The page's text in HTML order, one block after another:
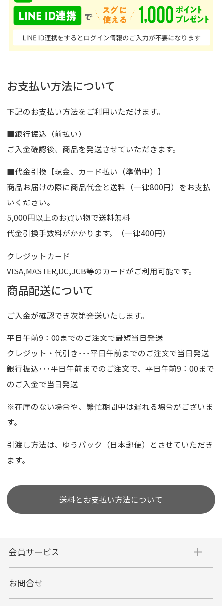
お支払い方法について
下記のお支払い方法をご利用いただけます。
■銀行振込（前払い）
ご入金確認後、商品を発送させていただきます。
■代金引換【現金、カード払い（準備中）】
商品お届けの際に商品代金と送料（一律800円）をお支払
いください。
5,000円以上のお買い物で送料無料
代金引換手数料がかかります。（一律400円）
クレジットカード
VISA,MASTER,DC,JCB等のカードがご利用可能です。
商品配送について
ご入金が確認でき次第発送いたします。
平日午前9：00までのご注文で最短当日発送
クレジット・代引き･･･平日午前までのご注文で当日発送
銀行振込･･･平日午前までのご注文で、平日午前9：00まで
のご入金で当日発送
※在庫のない場合や、繁忙期間中は遅れる場合がございま
す。
引渡し方法は、ゆうパック（日本郵便）とさせていただき
ます。
送料とお支払い方法について
会員サービス
お問合せ